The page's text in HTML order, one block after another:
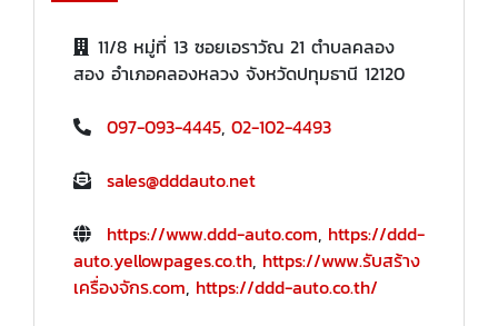
11/8 หมู่ที่ 13 ซอยเอราวัณ 21 ตำบลคลอง
สอง อำเภอคลองหลวง จังหวัดปทุมธานี 12120
097-093-4445, 02-102-4493
sales@dddauto.net
https://www.ddd-auto.com, https://ddd-
auto.yellowpages.co.th, https://www.รับสร้าง
เครื่องจักร.com, https://ddd-auto.co.th/